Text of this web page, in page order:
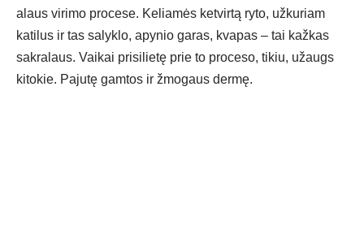
alaus virimo procese. Keliamės ketvirtą ryto, užkuriam
katilus ir tas salyklo, apynio garas, kvapas – tai kažkas
sakralaus. Vaikai prisilietę prie to proceso, tikiu, užaugs
kitokie. Pajutę gamtos ir žmogaus dermę.